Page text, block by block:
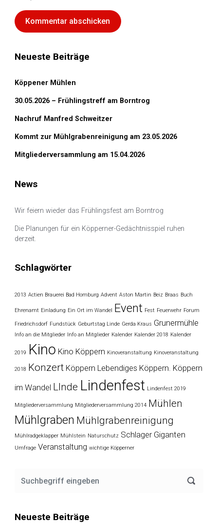
Neueste Beiträge
Köppener Mühlen
30.05.2026 – Frühlingstreff am Borntrog
Nachruf Manfred Schweitzer
Kommt zur Mühlgrabenreinigung am 23.05.2026
Mitgliederversammlung am 15.04.2026
News
Wir feiern wieder das Frühlingsfest am Borntrog
Die Planungen für ein Köpperner-Gedächtnisspiel ruhen
derzeit.
Schlagwörter
2013 Actien Brauerei Bad Homburg Advent Aston Martin Beiz Braas Buch
Ehrenamt Einladung Ein Ort im Wandel Event Fest Feuerwehr Forum
Friedrichsdorf Fundstück Geburtstag Linde Gerda Kraus Grunermühle
Info an die Mitglieder Info an Mitglieder Kalender Kalender 2018 Kalender
2019 Kino Kino Köppern Kinoveranstaltung Kinoveranstaltung
2018 Konzert Köppern Lebendiges Köppern. Köppern
im Wandel LInde Lindenfest Lindenfest 2019
Mitgliederversammlung Mitgliederversammlung 2014 Mühlen
Mühlgraben Mühlgrabenreinigung
Mühlradgeklapper Mühlstein Naturschutz Schlager Giganten
Umfrage Veranstaltung wichtige Köpperner
Neueste Beiträge